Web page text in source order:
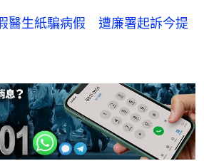
醫生紙騙病假 遭廉署起訴今提